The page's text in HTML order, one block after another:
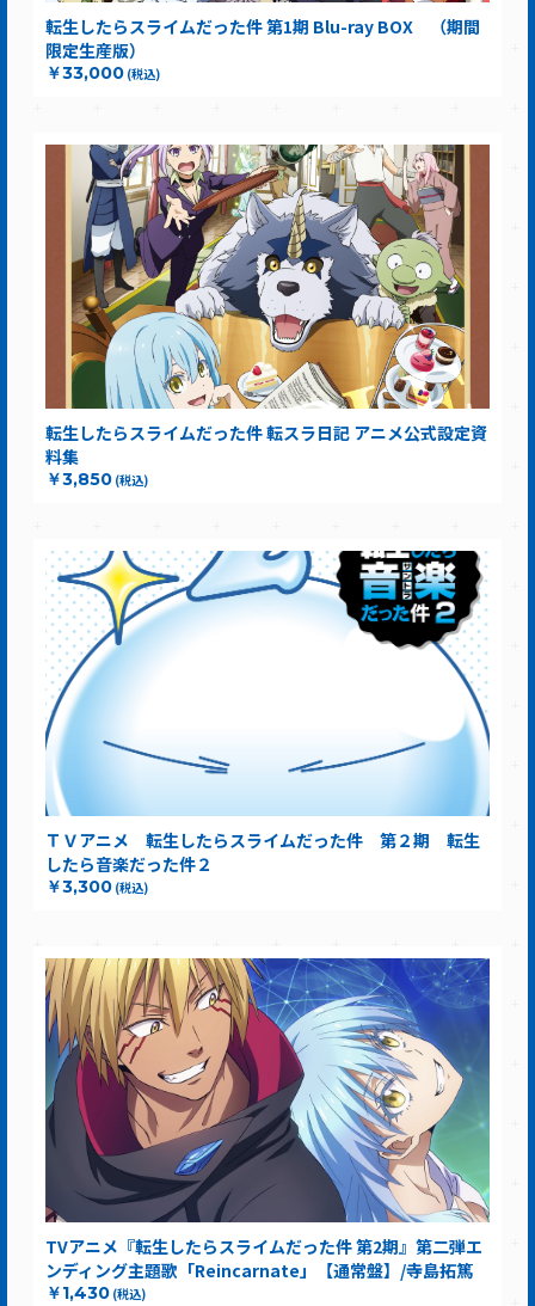
転生したらスライムだった件 第1期 Blu-ray BOX （期間
限定生産版）
￥33,000(税込)
転生したらスライムだった件 転スラ日記 アニメ公式設定資
料集
￥3,850(税込)
ＴＶアニメ 転生したらスライムだった件 第２期 転生
したら音楽だった件２
￥3,300(税込)
TVアニメ『転生したらスライムだった件 第2期』第二弾エ
ンディング主題歌「Reincarnate」【通常盤】/寺島拓篤
￥1,430(税込)